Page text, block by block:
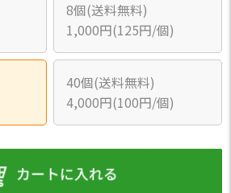
8個(送料無料)
1,000円(125円/個)
40個(送料無料)
4,000円(100円/個)